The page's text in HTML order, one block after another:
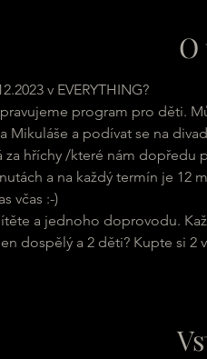
v EVERYTHING?
program pro děti.
Mikuláše a podívat se na
za hříchy /které nám
a na každý termín je
včas :-)
a jednoho doprovodu.
dospělý a 2 děti? Kupte si 2